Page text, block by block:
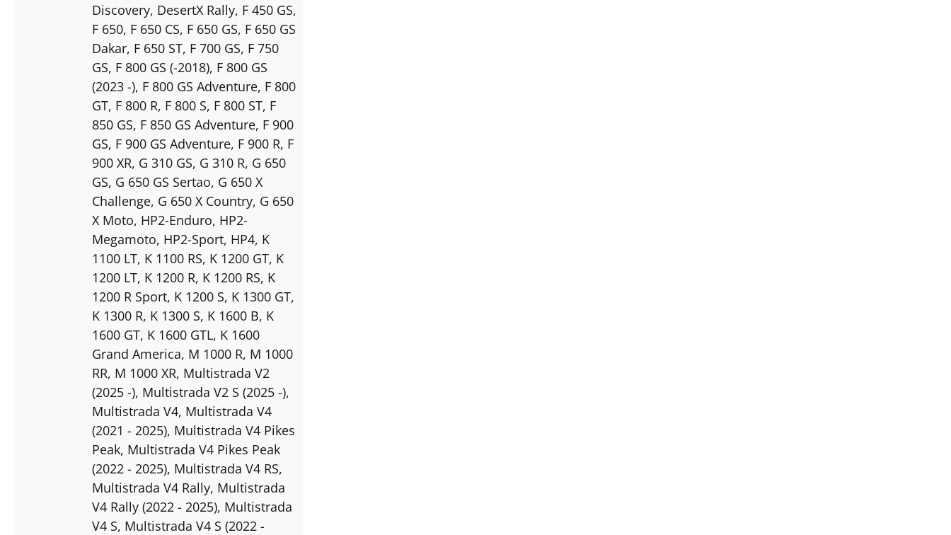
Discovery, DesertX Rally, F 450 GS,
F 650, F 650 CS, F 650 GS, F 650 GS
Dakar, F 650 ST, F 700 GS, F 750
GS, F 800 GS (-2018), F 800 GS
(2023 -), F 800 GS Adventure, F 800
GT, F 800 R, F 800 S, F 800 ST, F
850 GS, F 850 GS Adventure, F 900
GS, F 900 GS Adventure, F 900 R, F
900 XR, G 310 GS, G 310 R, G 650
GS, G 650 GS Sertao, G 650 X
Challenge, G 650 X Country, G 650
X Moto, HP2-Enduro, HP2-
Megamoto, HP2-Sport, HP4, K
1100 LT, K 1100 RS, K 1200 GT, K
1200 LT, K 1200 R, K 1200 RS, K
1200 R Sport, K 1200 S, K 1300 GT,
K 1300 R, K 1300 S, K 1600 B, K
1600 GT, K 1600 GTL, K 1600
Grand America, M 1000 R, M 1000
RR, M 1000 XR, Multistrada V2
(2025 -), Multistrada V2 S (2025 -),
Multistrada V4, Multistrada V4
(2021 - 2025), Multistrada V4 Pikes
Peak, Multistrada V4 Pikes Peak
(2022 - 2025), Multistrada V4 RS,
Multistrada V4 Rally, Multistrada
V4 Rally (2022 - 2025), Multistrada
V4 S, Multistrada V4 S (2022 -